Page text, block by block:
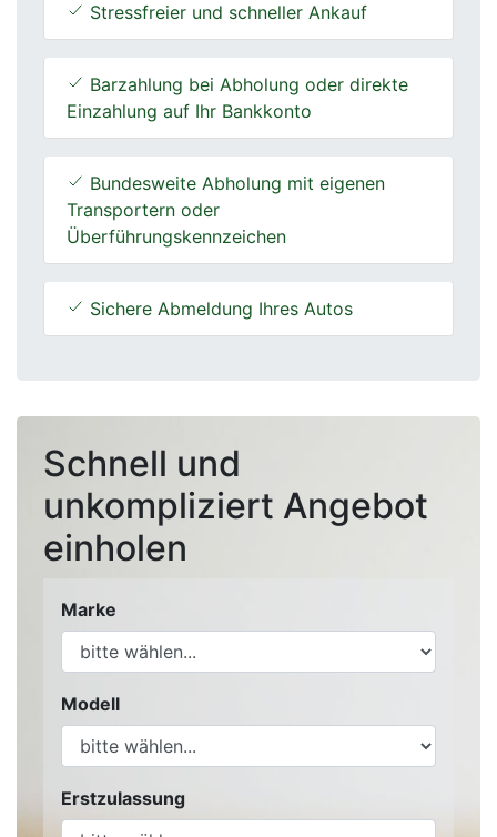
Stressfreier und schneller Ankauf
Barzahlung bei Abholung oder direkte
Einzahlung auf Ihr Bankkonto
Bundesweite Abholung mit eigenen
Transportern oder
Überführungskennzeichen
Sichere Abmeldung Ihres Autos
Schnell und
unkompliziert Angebot
einholen
Marke
Modell
Erstzulassung